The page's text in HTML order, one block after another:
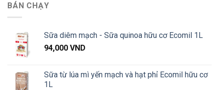
1,020,000 VND
BÁN CHẠY
Sữa diêm mạch - Sữa quinoa hữu cơ Ecomil 1L
94,000 VND
Sữa từ lúa mì yến mạch và hạt phỉ Ecomil hữu cơ
1L